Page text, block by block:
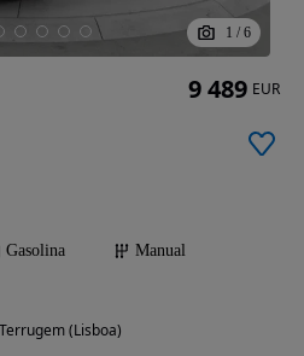
1 / 6
Gasolina
Manual
(Lisboa)
9 489 EUR